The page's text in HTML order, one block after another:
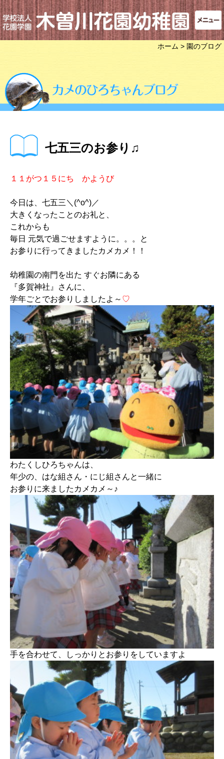
ホーム > 園のブログ
七五三のお参り♫
１１がつ１５にち かようび
今日は、七五三＼(^o^)／
大きくなったことのお礼と、
これからも
毎日 元気で過ごせますように。。。と
お参りに行ってきましたカメカメ！！
幼稚園の南門を出た すぐお隣にある
『多賀神社』さんに、
学年ごとでお参りしましたよ～ ♡
わたくしひろちゃんは、
年少の、はな組さん・にじ組さんと一緒に
お参りに来ましたカメカメ～♪
手を合わせて、しっかりとお参りをしていますよ